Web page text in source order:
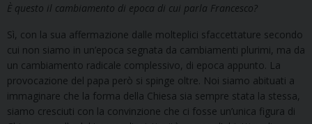
È questo il cambiamento di epoca di cui parla Francesco?
Sì, con la sua affermazione dalle molteplici sfaccettature secondo
cui non siamo in un’epoca segnata da cambiamenti plurimi, ma da
un cambiamento radicale complessivo, di epoca appunto. La
provocazione del papa però si spinge oltre. Noi siamo abituati a
immaginare che la forma della Chiesa sia sempre stata la stessa,
siamo cresciuti con la convinzione che ci fosse un’unica figura di